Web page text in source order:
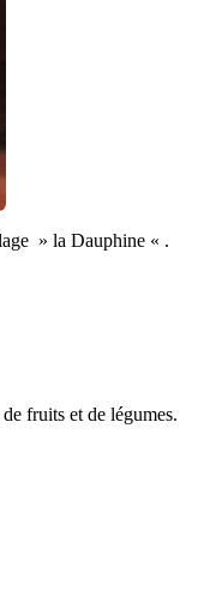
» la Dauphine « .
fruits et de légumes.